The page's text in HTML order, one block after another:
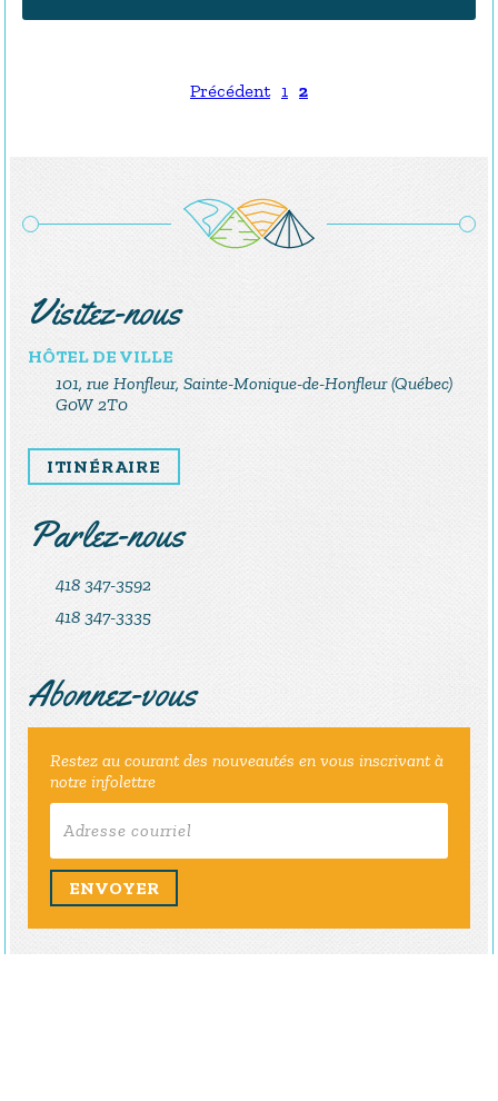
Précédent 1 2
Visitez-nous
HÔTEL DE VILLE
101, rue Honfleur, Sainte-Monique-de-Honfleur (Québec)
G0W 2T0
ITINÉRAIRE
Parlez-nous
418 347-3592
418 347-3335
Abonnez-vous
Restez au courant des nouveautés en vous inscrivant à
notre infolettre
ENVOYER